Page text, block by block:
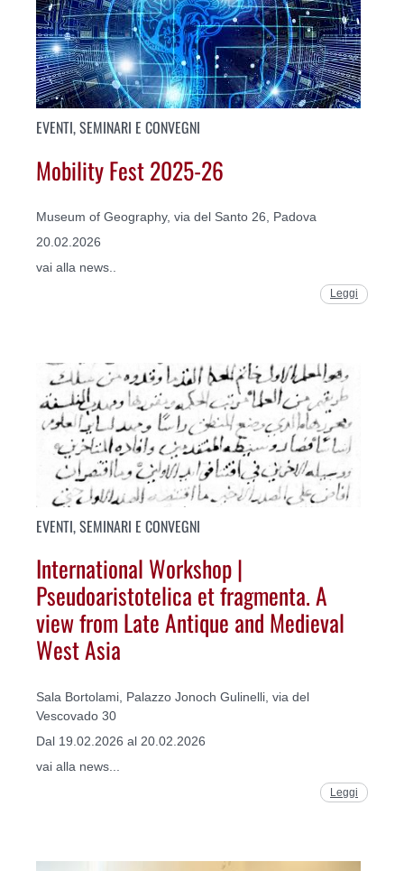
EVENTI, SEMINARI E CONVEGNI
Mobility Fest 2025-26
Museum of Geography, via del Santo 26, Padova
20.02.2026
vai alla news..
Leggi
EVENTI, SEMINARI E CONVEGNI
International Workshop |
Pseudoaristotelica et fragmenta. A
view from Late Antique and Medieval
West Asia
Sala Bortolami, Palazzo Jonoch Gulinelli, via del
Vescovado 30
Dal 19.02.2026 al 20.02.2026
vai alla news...
Leggi